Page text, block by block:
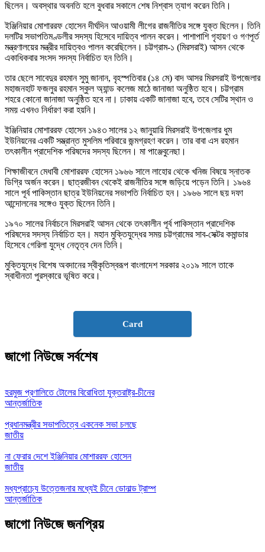
ছিলেন। অবস্থার অবনতি হলে বুধবার সকালে শেষ নিশ্বাস ত্যাগ করেন তিনি।
ইঞ্জিনিয়ার মোশাররফ হোসেন দীর্ঘদিন আওয়ামী লীগের রাজনীতির সঙ্গে যুক্ত ছিলেন। তিনি
দলটির সভাপতিমণ্ডলীর সদস্য হিসেবে দায়িত্ব পালন করেন। পাশাপাশি গৃহায়ণ ও গণপূর্ত
মন্ত্রণালয়ের মন্ত্রীর দায়িত্বও পালন করেছিলেন। চট্টগ্রাম-১ (মিরসরাই) আসন থেকে
একাধিকবার সংসদ সদস্য নির্বাচিত হন তিনি।
তার ছেলে সাবেদুর রহমান সুমু জানান, বৃহস্পতিবার (১৪ মে) বাদ আসর মিরসরাই উপজেলার
মহাজনহাট ফজলুর রহমান স্কুল অ্যান্ড কলেজ মাঠে জানাজা অনুষ্ঠিত হবে। চট্টগ্রাম
শহরে কোনো জানাজা অনুষ্ঠিত হবে না। ঢাকায় একটি জানাজা হবে, তবে সেটির স্থান ও
সময় এখনও নির্ধারণ করা হয়নি।
ইঞ্জিনিয়ার মোশাররফ হোসেন ১৯৪৩ সালের ১২ জানুয়ারি মিরসরাই উপজেলার ধুম
ইউনিয়নের একটি সম্ভ্রান্ত মুসলিম পরিবারে জন্মগ্রহণ করেন। তার বাবা এস রহমান
তৎকালীন প্রাদেশিক পরিষদের সদস্য ছিলেন। মা পাঞ্জেবুনেছা।
শিক্ষাজীবনে মেধাবী মোশাররফ হোসেন ১৯৬৬ সালে লাহোর থেকে খনিজ বিষয়ে স্নাতক
ডিগ্রি অর্জন করেন। ছাত্রজীবন থেকেই রাজনীতির সঙ্গে জড়িয়ে পড়েন তিনি। ১৯৬৪
সালে পূর্ব পাকিস্তান ছাত্র ইউনিয়নের সভাপতি নির্বাচিত হন। ১৯৬৬ সালে ছয় দফা
আন্দোলনের সঙ্গেও যুক্ত ছিলেন তিনি।
১৯৭০ সালের নির্বাচনে মিরসরাই আসন থেকে তৎকালীন পূর্ব পাকিস্তান প্রাদেশিক
পরিষদের সদস্য নির্বাচিত হন। মহান মুক্তিযুদ্ধের সময় চট্টগ্রামের সাব-সেক্টর কমান্ডার
হিসেবে গেরিলা যুদ্ধে নেতৃত্ব দেন তিনি।
মুক্তিযুদ্ধে বিশেষ অবদানের স্বীকৃতিস্বরূপ বাংলাদেশ সরকার ২০১৯ সালে তাকে
স্বাধীনতা পুরস্কারে ভূষিত করে।
Card
জাগো নিউজে সর্বশেষ
হরমুজ প্রণালিতে টোলের বিরোধিতা যুক্তরাষ্ট্র-চীনের
আন্তর্জাতিক
প্রধানমন্ত্রীর সভাপতিত্বে একনেক সভা চলছে
জাতীয়
না ফেরার দেশে ইঞ্জিনিয়ার মোশাররফ হোসেন
জাতীয়
মধ্যপ্রাচ্যে উত্তেজনার মধ্যেই চীনে ডোনাল্ড ট্রাম্প
আন্তর্জাতিক
জাগো নিউজে জনপ্রিয়